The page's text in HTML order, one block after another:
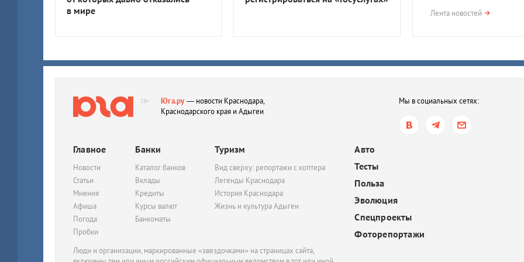
вчера, 17:23
после семейной ссоры
В Ростове-на-Дону
электросамокатов
Лента новостей
в мире
18+ Юга.ру— новости Краснодара,
Краснодарского края и Адыгеи
Мы в социальных сетях:
Главное
Новости
Статьи
Мнения
Афиша
Погода
Пробки
Банки
Каталог банков
Вклады
Кредиты
Курсы валют
Банкоматы
Туризм
Вид сверху: репортажи с коптера
Легенды Краснодара
История Краснодара
Жизнь и культура Адыгеи
Авто
Тесты
Польза
Эволюция
Спецпроекты
Фоторепортажи
Люди и организации, маркированные «звездочками» на страницах сайта,